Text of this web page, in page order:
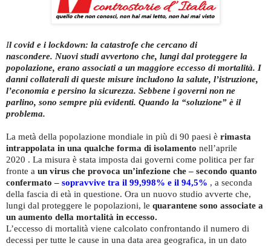
Il covid e i lockdown: la catastrofe che cercano di
nascondere. Nuovi studi avvertono che, lungi dal proteggere la
popolazione, erano associati a un maggiore eccesso di mortalità. I
danni collaterali di queste misure includono la salute, l’istruzione,
l’economia e persino la sicurezza. Sebbene i governi non ne
parlino, sono sempre più evidenti. Quando la “soluzione” è il
problema.
La metà della popolazione mondiale in più di 90 paesi è rimasta
intrappolata in una qualche forma di isolamento nell’aprile
2020 . La misura è stata imposta dai governi come politica per far
fronte a un virus che provoca un’infezione che – secondo quanto
confermato – sopravvive tra il 99,998% e il 94,5% , a seconda
della fascia di età in questione. Ora un nuovo studio avverte che,
lungi dal proteggere le popolazioni, le quarantene sono associate a
un aumento della mortalità in eccesso.
L’eccesso di mortalità viene calcolato confrontando il numero di
decessi per tutte le cause in una data area geografica, in un dato